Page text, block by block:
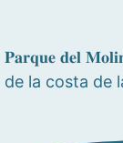
𝐏𝐚𝐫𝐪𝐮𝐞 𝐝𝐞𝐥
de la costa de